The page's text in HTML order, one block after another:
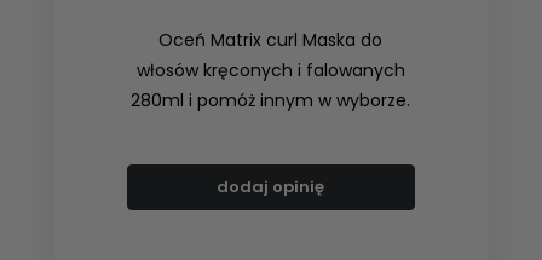
Oceń Matrix curl Maska do
włosów kręconych i falowanych
280ml i pomóż innym w wyborze.
dodaj opinię